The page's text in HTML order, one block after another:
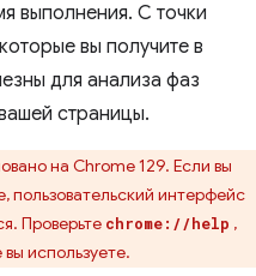
выполнения. С точки
вы получите в
для анализа фаз
страницы.
на Chrome 129. Если вы
пользовательский интерфейс
Проверьте chrome://help ,
используете.